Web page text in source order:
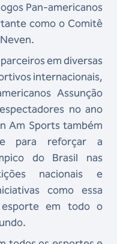
Pan-americanos
como o Comitê
em diversas
internacionais,
Assunção
no ano
Am Sports também
para reforçar a
do Brasil nas
nacionais e
como essa
esporte em todo o